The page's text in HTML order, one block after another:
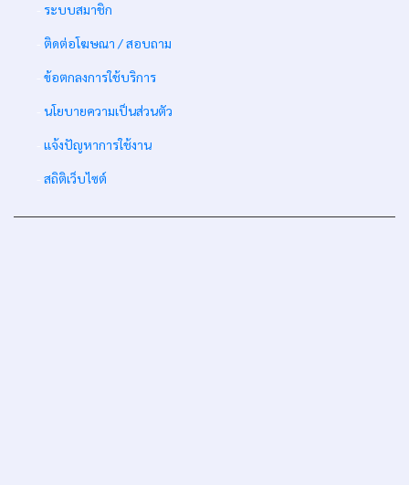
ระบบสมาชิก
ติดต่อโฆษณา / สอบถาม
ข้อตกลงการใช้บริการ
นโยบายความเป็นส่วนตัว
แจ้งปัญหาการใช้งาน
สถิติเว็บไซต์